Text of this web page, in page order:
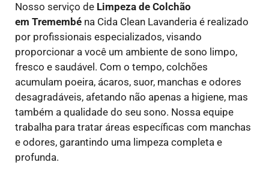
Nosso serviço de Limpeza de Colchão
em Tremembé na Cida Clean Lavanderia é realizado
por profissionais especializados, visando
proporcionar a você um ambiente de sono limpo,
fresco e saudável. Com o tempo, colchões
acumulam poeira, ácaros, suor, manchas e odores
desagradáveis, afetando não apenas a higiene, mas
também a qualidade do seu sono. Nossa equipe
trabalha para tratar áreas específicas com manchas
e odores, garantindo uma limpeza completa e
profunda.